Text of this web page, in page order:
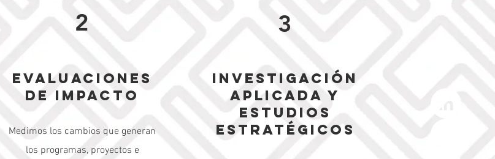
2
Evaluaciones
de impacto
Medimos los cambios que generan
los programas, proyectos e
3
Investigación
aplicada y
estudios
estratégicos